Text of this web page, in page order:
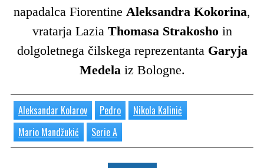
napadalca Fiorentine Aleksandra Kokorina,
vratarja Lazia Thomasa Strakosho in
dolgoletnega čilskega reprezentanta Garyja
Medela iz Bologne.
Aleksandar Kolarov Pedro
Nikola Kalinić
Mario Mandžukić
Serie A